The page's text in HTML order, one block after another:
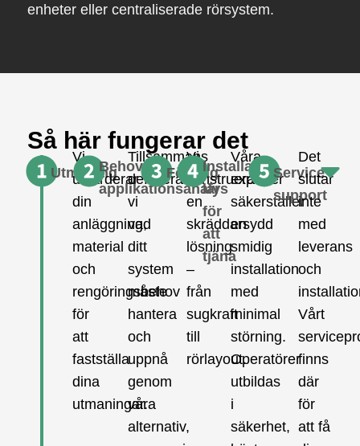
enheter eller centraliserade rörsystem.
Så här fungerar det
Utmaning
Vi
utvärderar
din
anläggning,
material
och
rengöringsbehov
för
att
fastställa
dina
utmaningar.
Behovs-
applikationsanalys
Tillsammans
definierar
vi
vad
ditt
system
måste
hantera
och
uppnå
genom
våra
alternativ,
Förslag
Vi
konstruerar
en
skräddarsydd
lösning
–
från
sugkraft
till
rörlayout.
Installation
lär
för
att
tjäna
Våra
experter
säkerställer
en
smidig
installation
med
minimal
störning.
Operatörer
utbildas
i
säkerhet,
Service
support
Det
slutar
inte
med
leverans
och
Vårt
finns
där
för
att få